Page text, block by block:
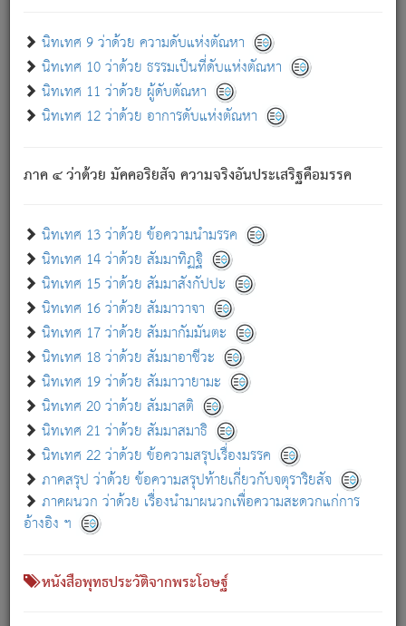
นิทเทศ 9 ว่าด้วย ความดับแห่งตัณหา
นิทเทศ 10 ว่าด้วย ธรรมเป็นที่ดับแห่งตัณหา
นิทเทศ 11 ว่าด้วย ผู้ดับตัณหา
นิทเทศ 12 ว่าด้วย อาการดับแห่งตัณหา
ภาค ๔ ว่าด้วย มัคคอริยสัจ ความจริงอันประเสริฐคือมรรค
นิทเทศ 13 ว่าด้วย ข้อความนำมรรค
นิทเทศ 14 ว่าด้วย สัมมาทิฏฐิ
นิทเทศ 15 ว่าด้วย สัมมาสังกัปปะ
นิทเทศ 16 ว่าด้วย สัมมาวาจา
นิทเทศ 17 ว่าด้วย สัมมากัมมันตะ
นิทเทศ 18 ว่าด้วย สัมมาอาชีวะ
นิทเทศ 19 ว่าด้วย สัมมาวายามะ
นิทเทศ 20 ว่าด้วย สัมมาสติ
นิทเทศ 21 ว่าด้วย สัมมาสมาธิ
นิทเทศ 22 ว่าด้วย ข้อความสรุปเรื่องมรรค
ภาคสรุป ว่าด้วย ข้อความสรุปท้ายเกี่ยวกับจตุราริยสัจ
ภาคผนวก ว่าด้วย เรื่องนำมาผนวกเพื่อความสะดวกแก่การ
อ้างอิง ฯ
หนังสือพุทธประวัติจากพระโอษฐ์
- อุ.ขุ. ๒๕/๑๒๑/๘๔.
(ข้อความนี้ เป็นพระพุทธอุทานที่ทรงเปล่งออก ที่โคนต้นโพธิ์
เป็นที่ตรัสรู้ เมื่อตรัสรู้แล้วได้ 7 วัน)
เกี่ยวกับธรรมโฆษณ์ออนไลน์ (Disclaimer)
แม้ระบบ "ธรรมโฆษณ์ออนไลน์" พยายามปรับปรุงข้อมูลให้ถูกต้องมากที่สุด
ผู้ศึกษาก็พึงตรวจสอบกับตัวเล่มหนังสือต้นฉบับ ที่มีการพิมพ์ครั้งล่าสุด
ก่อนนำข้อมูลไปใช้ในการอ้างอิง"
เกี่ยวกับอัตถจารี|เกี่ยวกับการพัฒนา|แจ้งข้อผิดพลาด / แนะนำ
หนังสือที่เกี่ยวข้อง